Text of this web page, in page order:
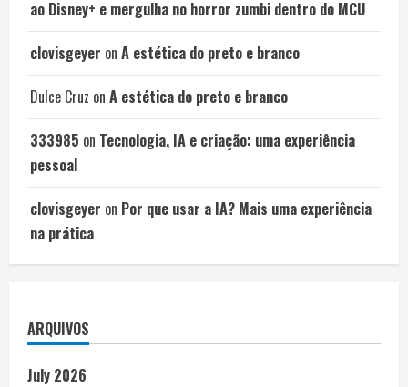
ao Disney+ e mergulha no horror zumbi dentro do MCU
clovisgeyer on A estética do preto e branco
Dulce Cruz on A estética do preto e branco
333985 on Tecnologia, IA e criação: uma experiência
pessoal
clovisgeyer on Por que usar a IA? Mais uma experiência
na prática
ARQUIVOS
July 2026